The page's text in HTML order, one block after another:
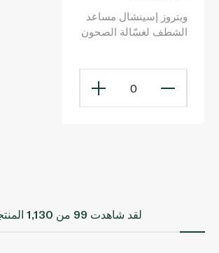
ويتروز إسينشال مساعد
الشطف لغسّالة الصحون
0
لقد شاهدت 99 من 1,130 المنتجات